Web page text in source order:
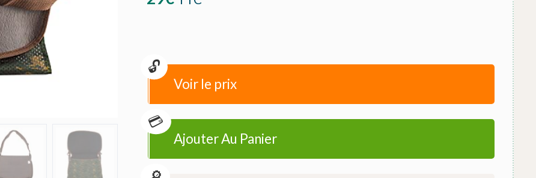
Voir le prix
Ajouter Au Panier